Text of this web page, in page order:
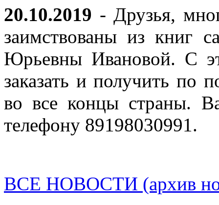
20.10.2019 - Друзья,
заимствованы из книг
Юрьевны Ивановой. С
заказать и получить по
во все концы страны.
телефону 89198030991.
ВСЕ НОВОСТИ (архив